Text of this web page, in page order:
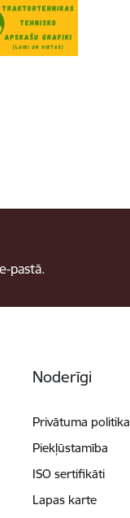
pastā.
Noderīgi
Privātuma politika
Piekļūstamība
ISO sertifikāti
Lapas karte